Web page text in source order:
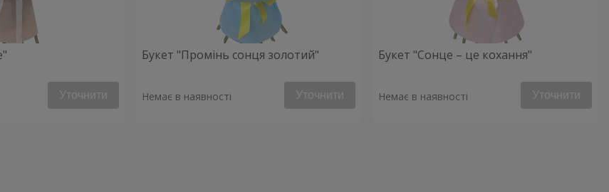
Уточнити
Букет "Промінь сонця золотий"
Немає в наявності Уточнити
Букет "Сонце – це кохання"
Немає в наявності Уточнити